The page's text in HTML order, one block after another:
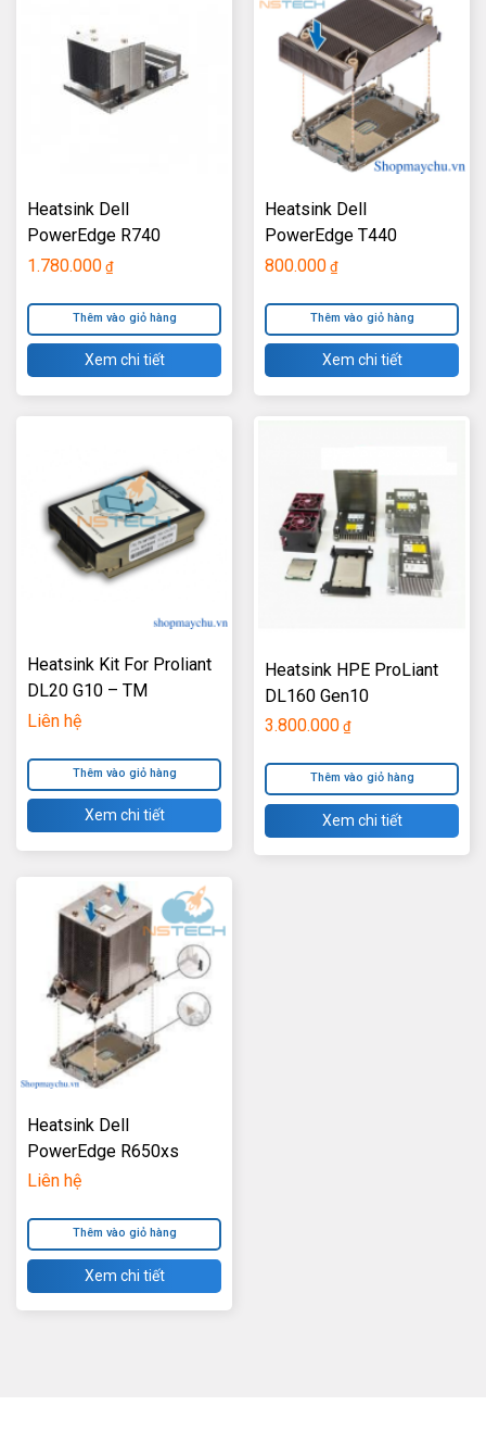
Heatsink Dell
PowerEdge R740
1.780.000 ₫
Thêm vào giỏ hàng
Xem chi tiết
Heatsink Dell
PowerEdge T440
800.000 ₫
Thêm vào giỏ hàng
Xem chi tiết
Heatsink Kit For Proliant
DL20 G10 – TM
Liên hệ
Thêm vào giỏ hàng
Xem chi tiết
Heatsink HPE ProLiant
DL160 Gen10
3.800.000 ₫
Thêm vào giỏ hàng
Xem chi tiết
Heatsink Dell
PowerEdge R650xs
Liên hệ
Thêm vào giỏ hàng
Xem chi tiết